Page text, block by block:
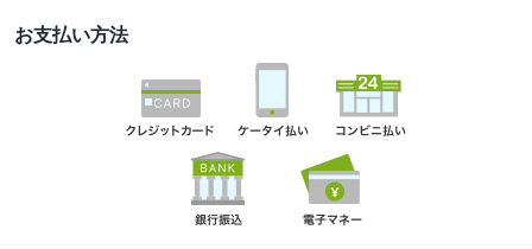
お支払い方法